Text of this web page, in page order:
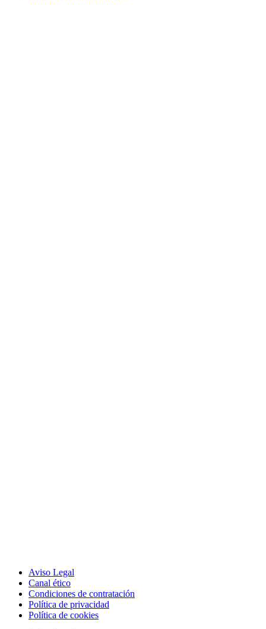
Aviso Legal
Canal ético
Condiciones de contratación
Política de privacidad
Política de cookies